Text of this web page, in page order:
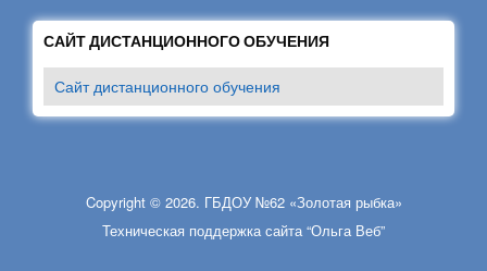
САЙТ ДИСТАНЦИОННОГО ОБУЧЕНИЯ
Сайт дистанционного обучения
Copyright © 2026. ГБДОУ №62 «Золотая рыбка»
Техническая поддержка сайта “Ольга Веб”